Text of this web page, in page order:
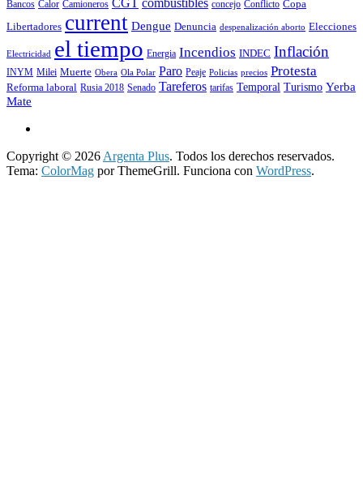
Bancos Calor Camioneros concejo Conflicto Copa
Libertadores current Dengue Denuncia despenalización aborto Elecciones
Electricidad el tiempo Energia Incendios INDEC Inflación
INYM Milei Muerte Obera Ola Polar Paro Peaje Policias precios Protesta
Reforma laboral Rusia 2018 Senado Tareferos tarifas Temporal Turismo Yerba
Mate
Copyright © 2026 Argenta Plus. Todos los derechos reservados.
Tema: ColorMag por ThemeGrill. Funciona con WordPress.